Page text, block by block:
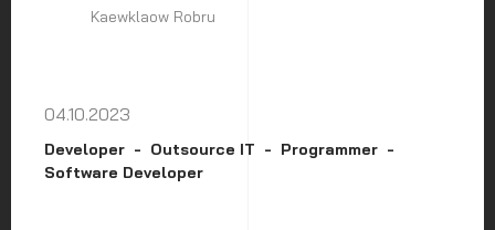
Kaewklaow Robru
04.10.2023
Developer Outsource IT
Programmer
Software Developer